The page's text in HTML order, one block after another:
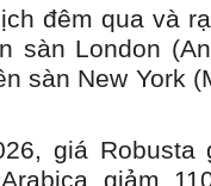
đêm qua và
sàn London
sàn New York
giá Robusta
giảm